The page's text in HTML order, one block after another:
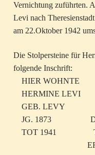
Vernichtung zuführten.
Levi nach
am 22.Oktober 1942
Die Stolpersteine für
folgende Inschrift:
HIER WOHNTE
HERMINE LEVI
GEB. LEVY
JG. 1873
TOT 1941